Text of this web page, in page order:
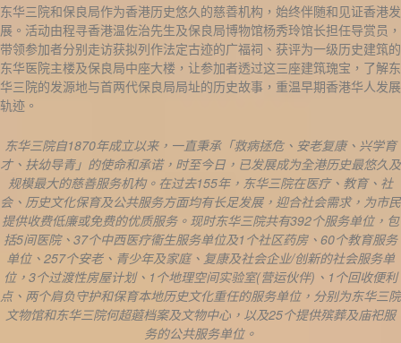
东华三院和保良局作为香港历史悠久的慈善机构，始终伴随和见证香港发
展。活动由程寻香港温佐治先生及保良局博物馆杨秀玲馆长担任导赏员，
带领参加者分别走访获拟列作法定古迹的广福祠、获评为一级历史建筑的
东华医院主楼及保良局中座大楼，让参加者透过这三座建筑瑰宝，了解东
华三院的发源地与首两代保良局局址的历史故事，重温早期香港华人发展
轨迹。
东华三院自1870年成立以来，一直秉承「救病拯危、安老复康、兴学育
才、扶幼导青」的使命和承诺，时至今日，已发展成为全港历史最悠久及
规模最大的慈善服务机构。在过去155年，东华三院在医疗、教育、社
会、历史文化保育及公共服务方面均有长足发展，迎合社会需求，为市民
提供收费低廉或免费的优质服务。现时东华三院共有392个服务单位，包
括5间医院、 37个中西医疗衞生服务单位及1 个社区药房、 60个教育服务
单位、 257个安老、青少年及家庭、复康及社会企业/创新的社会服务单
位， 3个过渡性房屋计划、 1 个地理空间实验室(营运伙伴) 、 1 个回收便利
点、两个肩负守护和保育本地历史文化重任的服务单位，分别为东华三院
文物馆和东华三院何超蕸档案及文物中心，以及25个提供殡葬及庙祀服
务的公共服务单位。